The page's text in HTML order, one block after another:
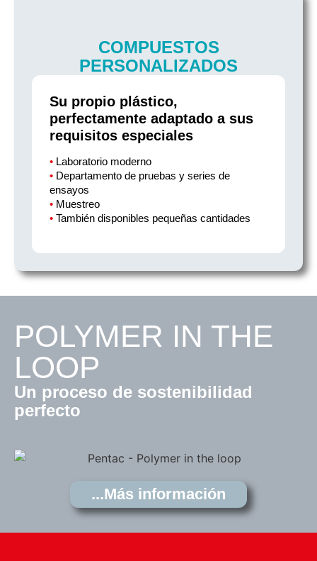
COMPUESTOS
PERSONALIZADOS
Su propio plástico,
perfectamente adaptado a sus
requisitos especiales
• Laboratorio moderno
• Departamento de pruebas y series de
ensayos
• Muestreo
• También disponibles pequeñas cantidades
POLYMER IN THE
LOOP
Un proceso de sostenibilidad
perfecto
...Más información